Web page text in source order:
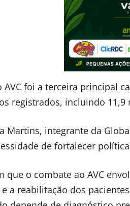
AVC foi a terceira principal
registrados, incluindo
Martins, integrante da
de fortalecer
que o combate ao AVC
a reabilitação dos